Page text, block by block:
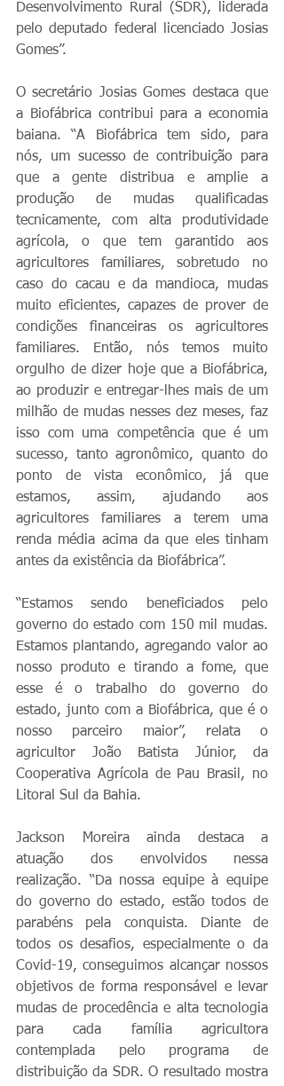
Desenvolvimento Rural (SDR), liderada
pelo deputado federal licenciado Josias
Gomes”.
O secretário Josias Gomes destaca que
a Biofábrica contribui para a economia
baiana. “A Biofábrica tem sido, para
nós, um sucesso de contribuição para
que a gente distribua e amplie a
produção de mudas qualificadas
tecnicamente, com alta produtividade
agrícola, o que tem garantido aos
agricultores familiares, sobretudo no
caso do cacau e da mandioca, mudas
muito eficientes, capazes de prover de
condições financeiras os agricultores
familiares. Então, nós temos muito
orgulho de dizer hoje que a Biofábrica,
ao produzir e entregar-lhes mais de um
milhão de mudas nesses dez meses, faz
isso com uma competência que é um
sucesso, tanto agronômico, quanto do
ponto de vista econômico, já que
estamos, assim, ajudando aos
agricultores familiares a terem uma
renda média acima da que eles tinham
antes da existência da Biofábrica”.
“Estamos sendo beneficiados pelo
governo do estado com 150 mil mudas.
Estamos plantando, agregando valor ao
nosso produto e tirando a fome, que
esse é o trabalho do governo do
estado, junto com a Biofábrica, que é o
nosso parceiro maior”, relata o
agricultor João Batista Júnior, da
Cooperativa Agrícola de Pau Brasil, no
Litoral Sul da Bahia.
Jackson Moreira ainda destaca a
atuação dos envolvidos nessa
realização. “Da nossa equipe à equipe
do governo do estado, estão todos de
parabéns pela conquista. Diante de
todos os desafios, especialmente o da
Covid-19, conseguimos alcançar nossos
objetivos de forma responsável e levar
mudas de procedência e alta tecnologia
para cada família agricultora
contemplada pelo programa de
distribuição da SDR. O resultado mostra